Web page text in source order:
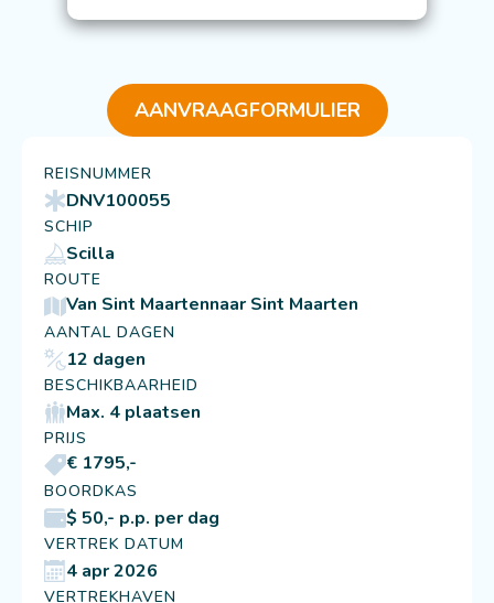
AANVRAAGFORMULIER
REISNUMMER
DNV100055
SCHIP
Scilla
ROUTE
Van Sint Maartennaar Sint Maarten
AANTAL DAGEN
12 dagen
BESCHIKBAARHEID
Max. 4 plaatsen
PRIJS
€ 1795,-
BOORDKAS
$ 50,- p.p. per dag
VERTREK DATUM
4 apr 2026
VERTREKHAVEN